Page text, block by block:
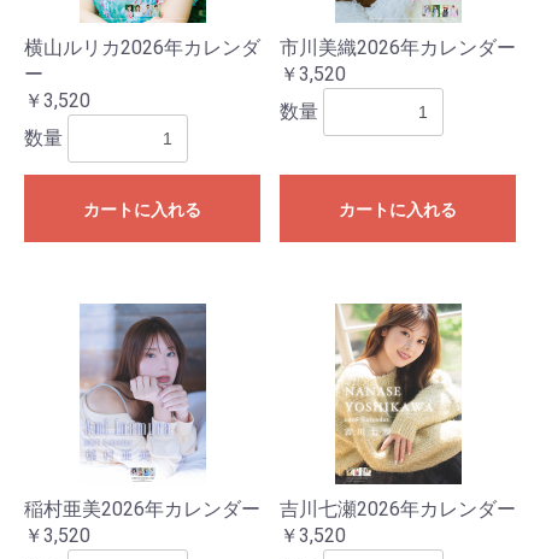
横山ルリカ2026年カレンダ
ー
￥3,520
数量
カートに入れる
市川美織2026年カレンダー
￥3,520
数量
カートに入れる
稲村亜美2026年カレンダー
￥3,520
吉川七瀬2026年カレンダー
￥3,520